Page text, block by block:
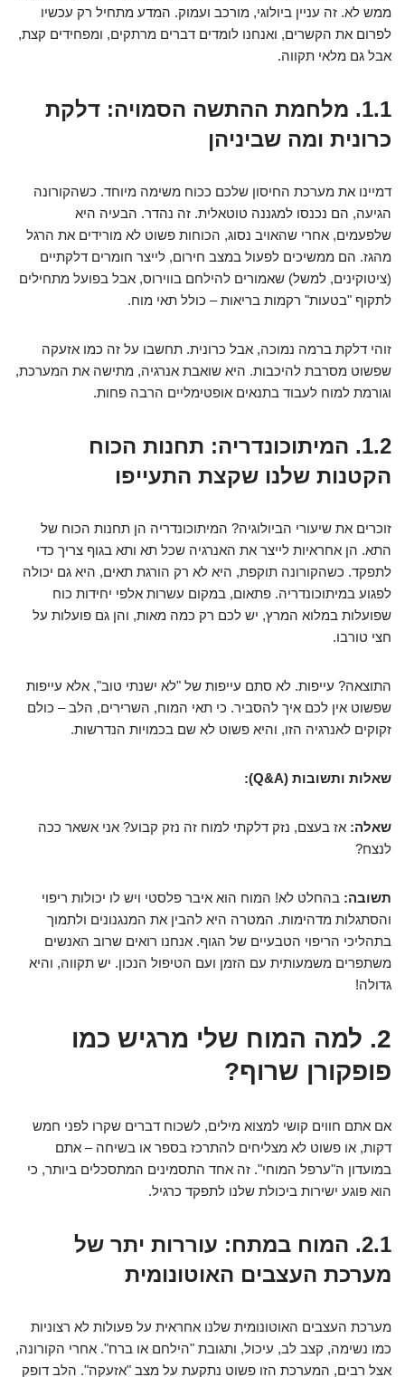
ממש לא. זה עניין ביולוגי, מורכב ועמוק. המדע מתחיל רק עכשיו
לפרום את הקשרים, ואנחנו לומדים דברים מרתקים, ומפחידים קצת,
אבל גם מלאי תקווה.
1.1. מלחמת ההתשה הסמויה: דלקת
כרונית ומה שביניהן
דמיינו את מערכת החיסון שלכם ככוח משימה מיוחד. כשהקורונה
הגיעה, הם נכנסו למגננה טוטאלית. זה נהדר. הבעיה היא
שלפעמים, אחרי שהאויב נסוג, הכוחות פשוט לא מורידים את הרגל
מהגז. הם ממשיכים לפעול במצב חירום, לייצר חומרים דלקתיים
(ציטוקינים, למשל) שאמורים להילחם בווירוס, אבל בפועל מתחילים
לתקוף "בטעות" רקמות בריאות – כולל תאי מוח.
זוהי דלקת ברמה נמוכה, אבל כרונית. תחשבו על זה כמו אזעקה
שפשוט מסרבת להיכבות. היא שואבת אנרגיה, מתישה את המערכת,
וגורמת למוח לעבוד בתנאים אופטימליים הרבה פחות.
1.2. המיתוכונדריה: תחנות הכוח
הקטנות שלנו שקצת התעייפו
זוכרים את שיעורי הביולוגיה? המיתוכונדריה הן תחנות הכוח של
התא. הן אחראיות לייצר את האנרגיה שכל תא ותא בגוף צריך כדי
לתפקד. כשהקורונה תוקפת, היא לא רק הורגת תאים, היא גם יכולה
לפגוע במיתוכונדריה. פתאום, במקום עשרות אלפי יחידות כוח
שפועלות במלוא המרץ, יש לכם רק כמה מאות, והן גם פועלות על
חצי טורבו.
התוצאה? עייפות. לא סתם עייפות של "לא ישנתי טוב", אלא עייפות
שפשוט אין לכם איך להסביר. כי תאי המוח, השרירים, הלב – כולם
זקוקים לאנרגיה הזו, והיא פשוט לא שם בכמויות הנדרשות.
שאלות ותשובות (Q&A):
שאלה: אז בעצם, נזק דלקתי למוח זה נזק קבוע? אני אשאר ככה
לנצח?
תשובה: בהחלט לא! המוח הוא איבר פלסטי ויש לו יכולות ריפוי
והסתגלות מדהימות. המטרה היא להבין את המנגנונים ולתמוך
בתהליכי הריפוי הטבעיים של הגוף. אנחנו רואים שרוב האנשים
משתפרים משמעותית עם הזמן ועם הטיפול הנכון. יש תקווה, והיא
גדולה!
2. למה המוח שלי מרגיש כמו
פופקורן שרוף?
אם אתם חווים קושי למצוא מילים, לשכוח דברים שקרו לפני חמש
דקות, או פשוט לא מצליחים להתרכז בספר או בשיחה – אתם
במועדון ה"ערפל המוחי". זה אחד התסמינים המתסכלים ביותר, כי
הוא פוגע ישירות ביכולת שלנו לתפקד כרגיל.
2.1. המוח במתח: עוררות יתר של
מערכת העצבים האוטונומית
מערכת העצבים האוטונומית שלנו אחראית על פעולות לא רצוניות
כמו נשימה, קצב לב, עיכול, ותגובת "הילחם או ברח". אחרי הקורונה,
אצל רבים, המערכת הזו פשוט נתקעת על מצב "אזעקה". הלב דופק